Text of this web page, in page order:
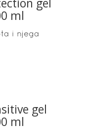
ml
i njega
gel
ml